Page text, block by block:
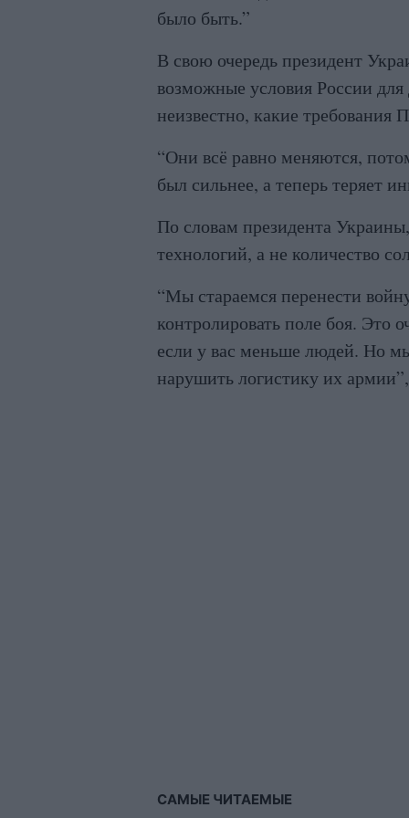
было быть.”
В свою очередь президент
возможные условия России
неизвестно, какие требования
“Они всё равно меняются,
был сильнее, а теперь теряет
По словам президента
технологий, а не количество
“Мы стараемся перенести
контролировать поле боя. Это
если у вас меньше людей. Но
нарушить логистику их
САМЫЕ ЧИТАЕМЫЕ